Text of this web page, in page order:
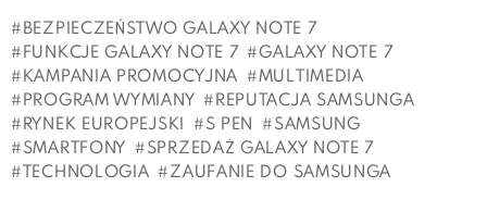
BEZPIECZEŃSTWO GALAXY NOTE 7
FUNKCJE GALAXY NOTE 7
GALAXY NOTE 7
KAMPANIA PROMOCYJNA
MULTIMEDIA
PROGRAM WYMIANY
REPUTACJA SAMSUNGA
RYNEK EUROPEJSKI
S PEN
SAMSUNG
SMARTFONY
SPRZEDAŻ GALAXY NOTE 7
TECHNOLOGIA
ZAUFANIE DO SAMSUNGA